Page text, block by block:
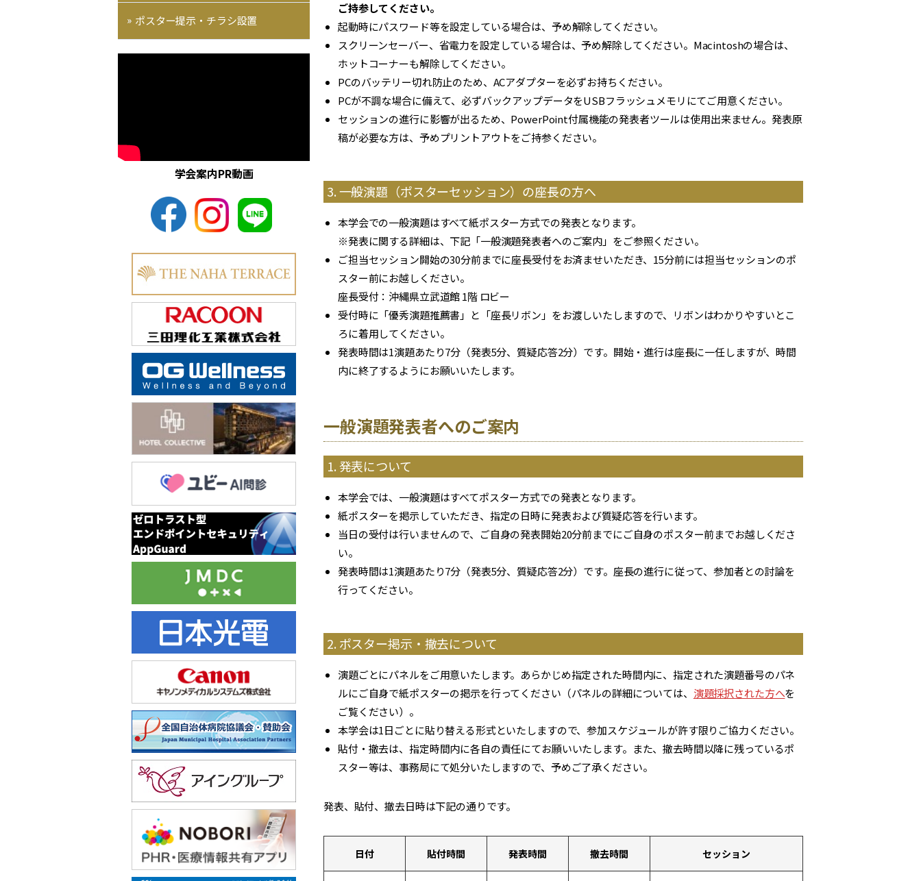
ご持参してください。
起動時にパスワード等を設定している場合は、予め解除してください。
スクリーンセーバー、省電力を設定している場合は、予め解除してください。Macintoshの場合は、
ホットコーナーも解除してください。
PCのバッテリー切れ防止のため、ACアダプターを必ずお持ちください。
PCが不調な場合に備えて、必ずバックアップデータをUSBフラッシュメモリにてご用意ください。
セッションの進行に影響が出るため、PowerPoint付属機能の発表者ツールは使用出来ません。発表原
稿が必要な方は、予めプリントアウトをご持参ください。
3. 一般演題（ポスターセッション）の座長の方へ
本学会での一般演題はすべて紙ポスター方式での発表となります。
※発表に関する詳細は、下記「一般演題発表者へのご案内」をご参照ください。
ご担当セッション開始の30分前までに座長受付をお済ませいただき、15分前には担当セッションのポ
スター前にお越しください。
座長受付：沖縄県立武道館 1階 ロビー
受付時に「優秀演題推薦書」と「座長リボン」をお渡しいたしますので、リボンはわかりやすいとこ
ろに着用してください。
発表時間は1演題あたり7分（発表5分、質疑応答2分）です。開始・進行は座長に一任しますが、時間
内に終了するようにお願いいたします。
一般演題発表者へのご案内
1. 発表について
本学会では、一般演題はすべてポスター方式での発表となります。
紙ポスターを掲示していただき、指定の日時に発表および質疑応答を行います。
当日の受付は行いませんので、ご自身の発表開始20分前までにご自身のポスター前までお越しくださ
い。
発表時間は1演題あたり7分（発表5分、質疑応答2分）です。座長の進行に従って、参加者との討論を
行ってください。
2. ポスター掲示・撤去について
演題ごとにパネルをご用意いたします。あらかじめ指定された時間内に、指定された演題番号のパネ
ルにご自身で紙ポスターの掲示を行ってください（パネルの詳細については、 演題採択された方へを
ご覧ください）。
本学会は1日ごとに貼り替える形式といたしますので、参加スケジュールが許す限りご協力ください。
貼付・撤去は、指定時間内に各自の責任にてお願いいたします。また、撤去時間以降に残っているポ
スター等は、事務局にて処分いたしますので、予めご了承ください。
発表、貼付、撤去日時は下記の通りです。
日付 貼付時間 発表時間 撤去時間 セッション
ポスター提示・チラシ設置
学会案内PR動画